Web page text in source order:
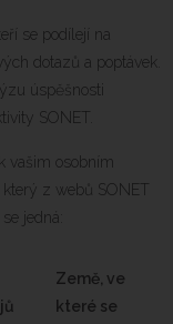
se podílejí na
dotazů a poptávek.
úspěšnosti
SONET.
vašim osobním
z webů SONET
jedná:
Země, ve
které se